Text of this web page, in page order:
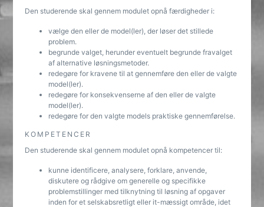
Den studerende skal gennem modulet opnå færdigheder i:
vælge den eller de model(ler), der løser det stillede
problem.
begrunde valget, herunder eventuelt begrunde fravalget
af alternative løsningsmetoder.
redegøre for kravene til at gennemføre den eller de valgte
model(ler).
redegøre for konsekvenserne af den eller de valgte
model(ler).
redegøre for den valgte models praktiske gennemførelse.
KOMPETENCER
Den studerende skal gennem modulet opnå kompetencer til:
kunne identificere, analysere, forklare, anvende,
diskutere og rådgive om generelle og specifikke
problemstillinger med tilknytning til løsning af opgaver
inden for et selskabsretligt eller it-mæssigt område, idet